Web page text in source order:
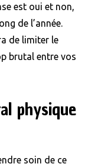
est oui et non,
de l’année.
de limiter le
brutal entre vos
physique
soin de ce